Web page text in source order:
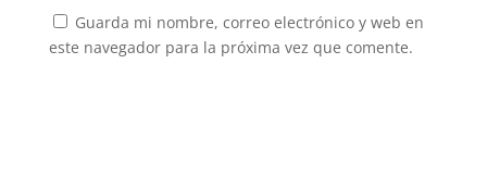
Guarda mi nombre, correo electrónico y web en
este navegador para la próxima vez que comente.